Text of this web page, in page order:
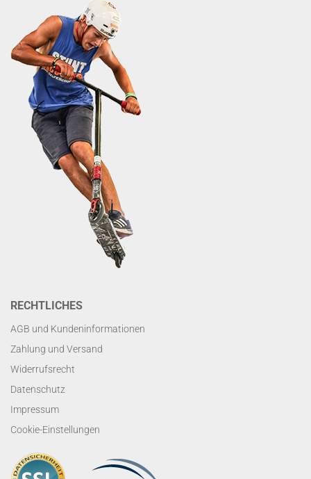
RECHTLICHES
AGB und Kundeninformationen
Zahlung und Versand
Widerrufsrecht
Datenschutz
Impressum
Cookie-Einstellungen